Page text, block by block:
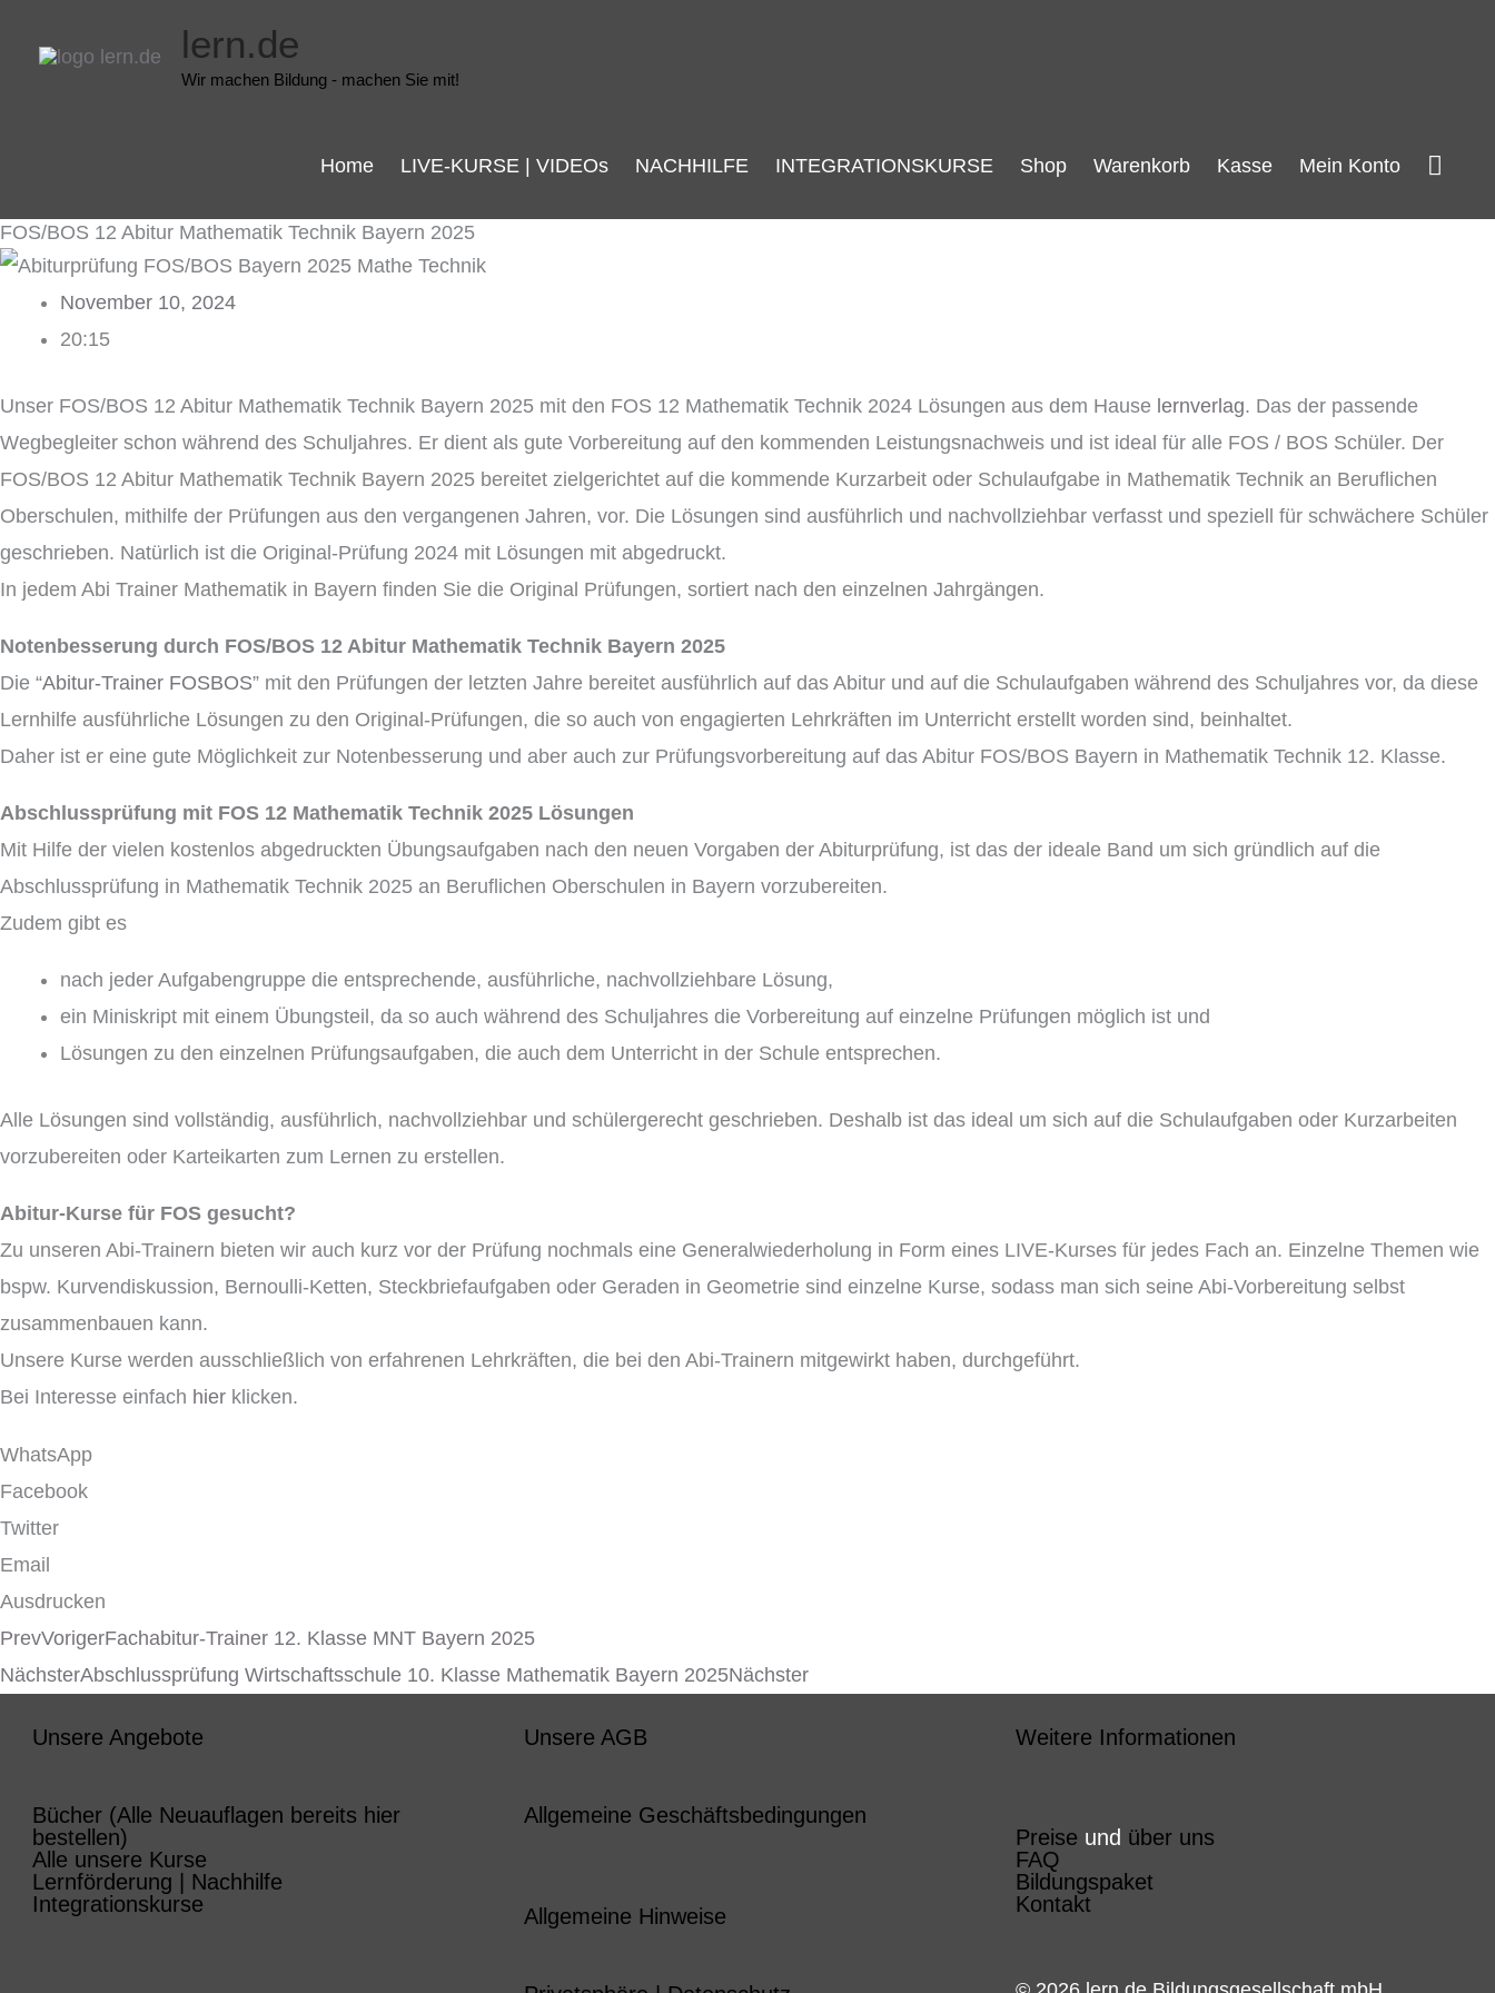
Inhalt
lern.de
Wir machen Bildung - machen Sie mit!
Home LIVE-KURSE | VIDEOs NACHHILFE INTEGRATIONSKURSE Shop Warenkorb Kasse Mein Konto
FOS/BOS 12 Abitur Mathematik Technik Bayern 2025
November 10, 2024
20:15
Unser FOS/BOS 12 Abitur Mathematik Technik Bayern 2025 mit den FOS 12 Mathematik Technik 2024 Lösungen aus dem Hause lernverlag. Das der passende
Wegbegleiter schon während des Schuljahres. Er dient als gute Vorbereitung auf den kommenden Leistungsnachweis und ist ideal für alle FOS / BOS Schüler. Der
FOS/BOS 12 Abitur Mathematik Technik Bayern 2025 bereitet zielgerichtet auf die kommende Kurzarbeit oder Schulaufgabe in Mathematik Technik an Beruflichen
Oberschulen, mithilfe der Prüfungen aus den vergangenen Jahren, vor. Die Lösungen sind ausführlich und nachvollziehbar verfasst und speziell für schwächere Schüler
geschrieben. Natürlich ist die Original-Prüfung 2024 mit Lösungen mit abgedruckt.
In jedem Abi Trainer Mathematik in Bayern finden Sie die Original Prüfungen, sortiert nach den einzelnen Jahrgängen.
Notenbesserung durch FOS/BOS 12 Abitur Mathematik Technik Bayern 2025
Die “Abitur-Trainer FOSBOS” mit den Prüfungen der letzten Jahre bereitet ausführlich auf das Abitur und auf die Schulaufgaben während des Schuljahres vor, da diese
Lernhilfe ausführliche Lösungen zu den Original-Prüfungen, die so auch von engagierten Lehrkräften im Unterricht erstellt worden sind, beinhaltet.
Daher ist er eine gute Möglichkeit zur Notenbesserung und aber auch zur Prüfungsvorbereitung auf das Abitur FOS/BOS Bayern in Mathematik Technik 12. Klasse.
Abschlussprüfung mit FOS 12 Mathematik Technik 2025 Lösungen
Mit Hilfe der vielen kostenlos abgedruckten Übungsaufgaben nach den neuen Vorgaben der Abiturprüfung, ist das der ideale Band um sich gründlich auf die
Abschlussprüfung in Mathematik Technik 2025 an Beruflichen Oberschulen in Bayern vorzubereiten.
Zudem gibt es
nach jeder Aufgabengruppe die entsprechende, ausführliche, nachvollziehbare Lösung,
ein Miniskript mit einem Übungsteil, da so auch während des Schuljahres die Vorbereitung auf einzelne Prüfungen möglich ist und
Lösungen zu den einzelnen Prüfungsaufgaben, die auch dem Unterricht in der Schule entsprechen.
Alle Lösungen sind vollständig, ausführlich, nachvollziehbar und schülergerecht geschrieben. Deshalb ist das ideal um sich auf die Schulaufgaben oder Kurzarbeiten
vorzubereiten oder Karteikarten zum Lernen zu erstellen.
Abitur-Kurse für FOS gesucht?
Zu unseren Abi-Trainern bieten wir auch kurz vor der Prüfung nochmals eine Generalwiederholung in Form eines LIVE-Kurses für jedes Fach an. Einzelne Themen wie
bspw. Kurvendiskussion, Bernoulli-Ketten, Steckbriefaufgaben oder Geraden in Geometrie sind einzelne Kurse, sodass man sich seine Abi-Vorbereitung selbst
zusammenbauen kann.
Unsere Kurse werden ausschließlich von erfahrenen Lehrkräften, die bei den Abi-Trainern mitgewirkt haben, durchgeführt.
Bei Interesse einfach hier klicken.
WhatsApp
Facebook
Twitter
Email
Ausdrucken
PrevVorigerFachabitur-Trainer 12. Klasse MNT Bayern 2025
NächsterAbschlussprüfung Wirtschaftsschule 10. Klasse Mathematik Bayern 2025Nächster
Unsere Angebote
Bücher (Alle Neuauflagen bereits hier
bestellen)
Alle unsere Kurse
Lernförderung | Nachhilfe
Integrationskurse
Unsere AGB
Allgemeine Geschäftsbedingungen
Allgemeine Hinweise
Weitere Informationen
Preise und über uns
FAQ
Bildungspaket
Kontakt